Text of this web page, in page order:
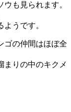
も見られます。
うです。
ゴの仲間はほぼ全
まりの中のキクメ